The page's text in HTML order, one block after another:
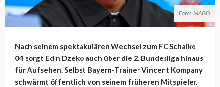
Foto: IMAGO
Nach seinem spektakulären Wechsel zum FC Schalke
04 sorgt Edin Dzeko auch über die 2. Bundesliga hinaus
für Aufsehen. Selbst Bayern-Trainer Vincent Kompany
schwärmt öffentlich von seinem früheren Mitspieler.